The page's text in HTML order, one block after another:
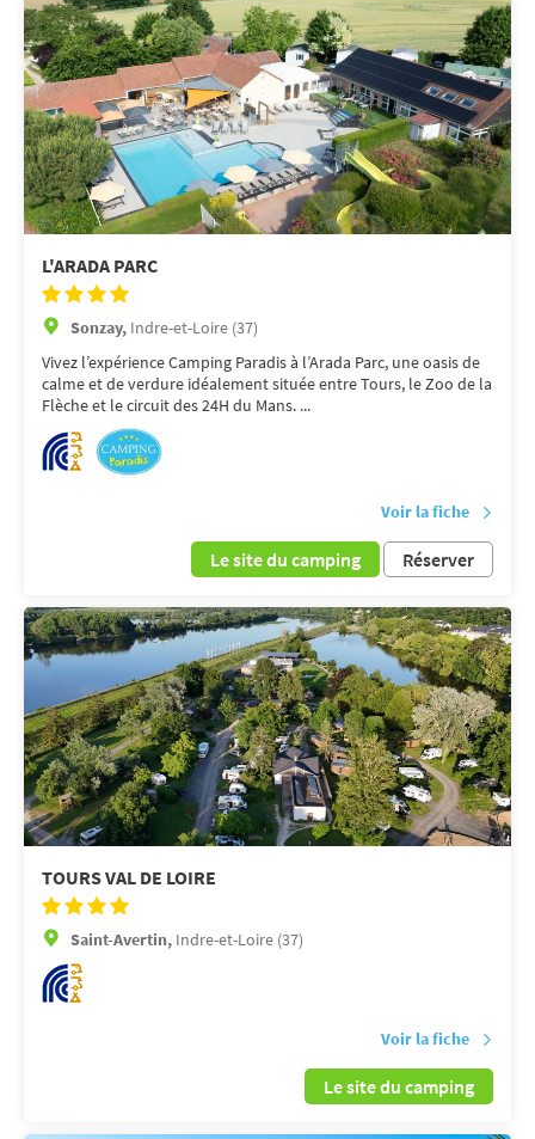
L'ARADA PARC
Sonzay, Indre-et-Loire (37)
Vivez l’expérience Camping Paradis à l’Arada Parc, une oasis de
calme et de verdure idéalement située entre Tours, le Zoo de la
Flèche et le circuit des 24H du Mans. ...
Voir la fiche
Le site du camping Réserver
TOURS VAL DE LOIRE
Saint-Avertin, Indre-et-Loire (37)
Voir la fiche
Le site du camping